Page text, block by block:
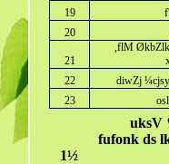
19
20
21
,flM
22
diwZj
23
uksV
1½
fufonk ds